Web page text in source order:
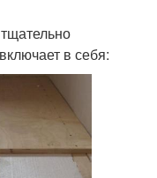
в себя: